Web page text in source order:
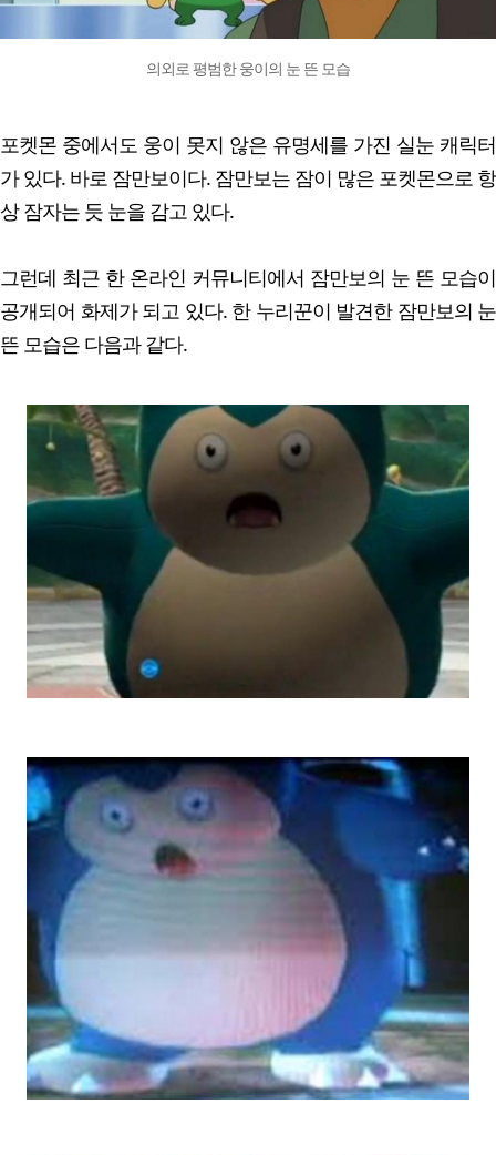
의외로 평범한 웅이의 눈 뜬 모습
포켓몬 중에서도 웅이 못지 않은 유명세를 가진 실눈 캐릭터
가 있다. 바로 잠만보이다. 잠만보는 잠이 많은 포켓몬으로 항
상 잠자는 듯 눈을 감고 있다.
그런데 최근 한 온라인 커뮤니티에서 잠만보의 눈 뜬 모습이
공개되어 화제가 되고 있다. 한 누리꾼이 발견한 잠만보의 눈
뜬 모습은 다음과 같다.